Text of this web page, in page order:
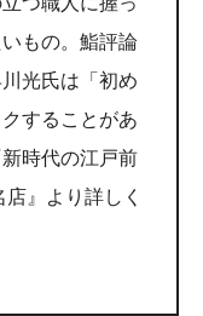
もの。鮨評論
光氏は「初め
することがあ
時代の江戸前
』より詳しく